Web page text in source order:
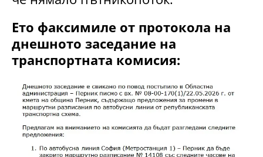
Ето факсимиле от протокола на
днешното заседание на
транспортната комисия: